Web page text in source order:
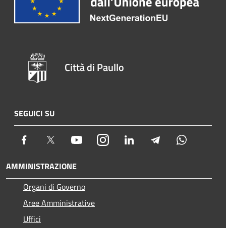
Città di Paullo
SEGUICI SU
Facebook Twitter YoutubeInstagram LinkedIn Telegram
AMMINISTRAZIONE
Organi di Governo
Aree Amministrative
Uffici